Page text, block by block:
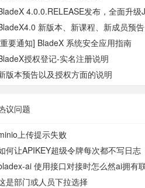
新版本、新课程、新成员预告
要通知] BladeX 系统安全应用指南
授权登记-实名注册说明
版本预告以及授权方面的说明
议问题
上传提示失败
何让APIKEY超级令牌每次都不写日志
是部门或人员下拉选择